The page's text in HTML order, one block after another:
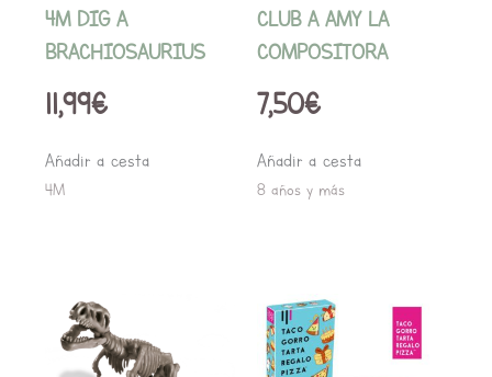
4M DIG A
BRACHIOSAURIUS
11,99€
Añadir a cesta
4M
CLUB A AMY LA
COMPOSITORA
7,50€
Añadir a cesta
8 años y más